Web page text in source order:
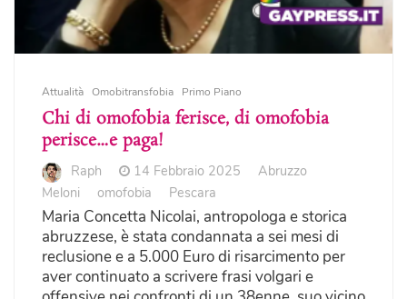
Attualità Omobitransfobia Primo Piano
Chi di omofobia ferisce, di omofobia
perisce…e paga!
Raph 14 Febbraio 2025
Abruzzo
Meloni
omofobia Pescara
Maria Concetta Nicolai, antropologa e storica
abruzzese, è stata condannata a sei mesi di
reclusione e a 5.000 Euro di risarcimento per
aver continuato a scrivere frasi volgari e